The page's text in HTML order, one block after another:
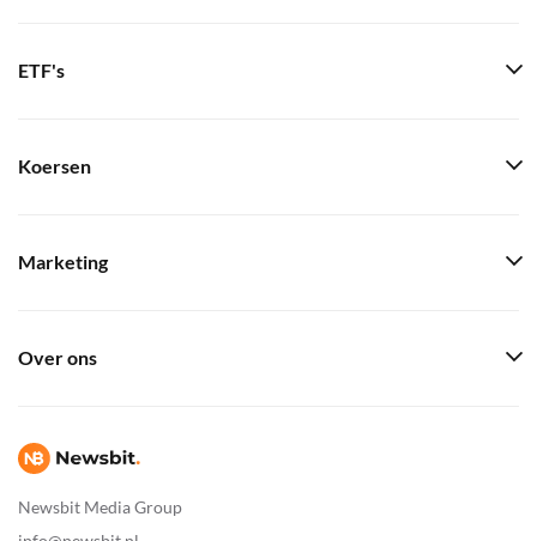
Newsbit Media Group
ETF's
Koersen
Marketing
Over ons